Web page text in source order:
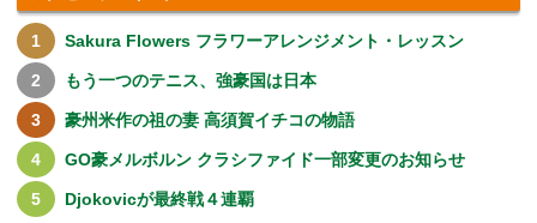
Sakura Flowers フラワーアレンジメント・レッスン
もう一つのテニス、強豪国は日本
豪州米作の祖の妻 高須賀イチコの物語
GO豪メルボルン クラシファイド一部変更のお知らせ
Djokovicが最終戦４連覇